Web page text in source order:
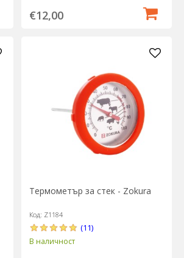
€12,00
Термометър за стек - Zokura
Код: Z1184
(11)
В наличност